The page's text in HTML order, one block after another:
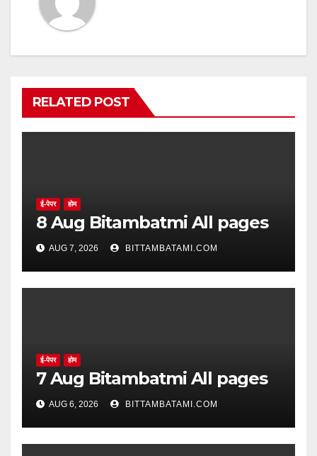
RELATED POST
ई-पेपर होम
8 Aug Bitambatmi All pages
AUG 7, 2026 BITTAMBATAMI.COM
ई-पेपर होम
7 Aug Bitambatmi All pages
AUG 6, 2026 BITTAMBATAMI.COM